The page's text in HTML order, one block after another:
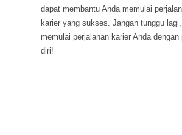
dapat membantu Anda memulai
karier yang sukses. Jangan tunggu
memulai perjalanan karier Anda dengan
diri!